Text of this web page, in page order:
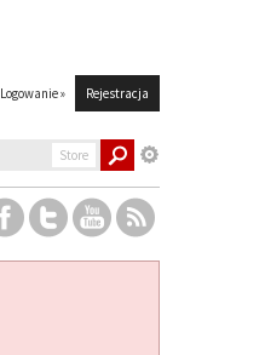
Logowanie » Rejestracja
Store